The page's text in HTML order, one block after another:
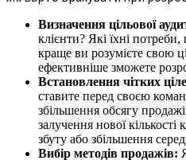
Визначення цільової
клієнти? Які їхні
краще ви розумієте свою
ефективніше зможете
Встановлення чітких
ставите перед своєю
збільшення обсягу
залучення нової
збуту або збільшення
Вибір методів продажів: